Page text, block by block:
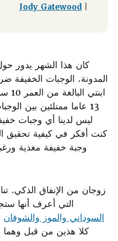
Jody Gatewood
كان هذا الشهر يدور
المدونة. الوجبات الخفيفة
13 عاما ممتلئين بين
ليس لدينا أي وجبات
كنت أفكر في كيفية تحقيق
وجبة خفيفة مغذية
زوجان من الإنفاق الذكي.
التي أعرف أنها
السوداني والموز والشوفان
كلا هذين من قبل وهما